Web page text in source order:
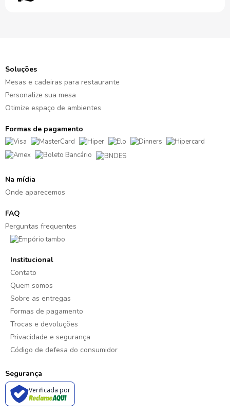
Soluções
Mesas e cadeiras para restaurante
Personalize sua mesa
Otimize espaço de ambientes
Formas de pagamento
Na mídia
Onde aparecemos
FAQ
Perguntas frequentes
Institucional
Contato
Quem somos
Sobre as entregas
Formas de pagamento
Trocas e devoluções
Privacidade e segurança
Código de defesa do consumidor
Segurança
Verificada por